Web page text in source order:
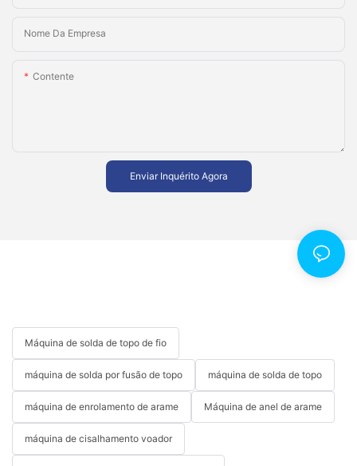
Nome Da Empresa
Contente
Enviar Inquérito Agora
Máquina de solda de topo de fio
máquina de solda por fusão de topo máquina de solda de topo
máquina de enrolamento de arame Máquina de anel de arame
máquina de cisalhamento voador